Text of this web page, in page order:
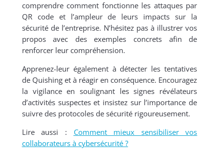
comprendre comment fonctionne les attaques par
QR code et l’ampleur de leurs impacts sur la
sécurité de l’entreprise. N’hésitez pas à illustrer vos
propos avec des exemples concrets afin de
renforcer leur compréhension.
Apprenez-leur également à détecter les tentatives
de Quishing et à réagir en conséquence. Encouragez
la vigilance en soulignant les signes révélateurs
d’activités suspectes et insistez sur l’importance de
suivre des protocoles de sécurité rigoureusement.
Lire aussi : Comment mieux sensibiliser vos
collaborateurs à cybersécurité ?